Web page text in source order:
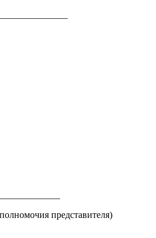
представителя)